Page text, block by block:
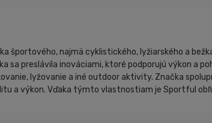
športového, najmä cyklistického, lyžiarského a
sa preslávila inováciami, ktoré podporujú výkon a
lyžovanie a iné outdoor aktivity. Značka
a výkon. Vďaka týmto vlastnostiam je Sportful